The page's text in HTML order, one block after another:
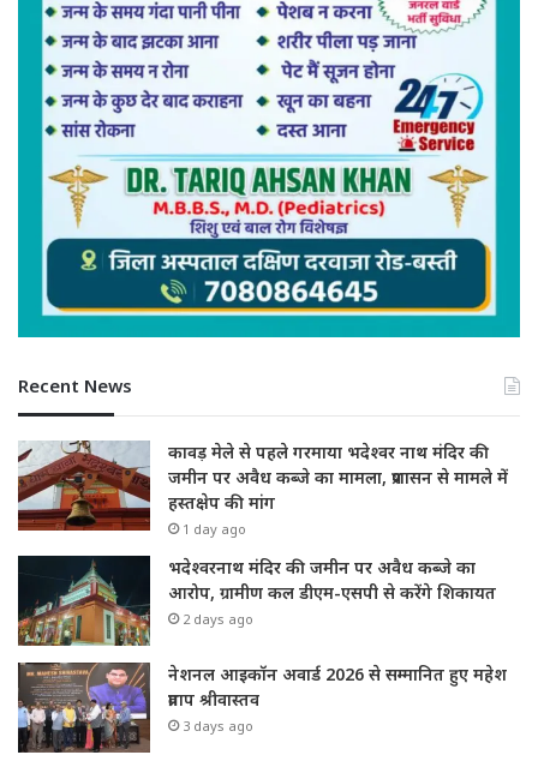
Recent News
कावड़ मेले से पहले गरमाया भदेश्वर नाथ मंदिर की
जमीन पर अवैध कब्जे का मामला, प्रशासन से मामले में
हस्तक्षेप की मांग
1 day ago
भदेश्वरनाथ मंदिर की जमीन पर अवैध कब्जे का
आरोप, ग्रामीण कल डीएम-एसपी से करेंगे शिकायत
2 days ago
नेशनल आइकॉन अवार्ड 2026 से सम्मानित हुए महेश
प्रताप श्रीवास्तव
3 days ago